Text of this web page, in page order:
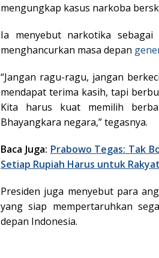
mengungkap kasus narkoba
Ia menyebut narkotika sebagai
menghancurkan masa depan
“Jangan ragu-ragu, jangan
mendapat terima kasih, tapi
Kita harus kuat memilih
Bhayangkara negara,” tegasnya.
Baca Juga: Prabowo Tegas: Tak
Setiap Rupiah Harus untuk Rakyat
Presiden juga menyebut para
yang siap mempertaruhkan
depan Indonesia.